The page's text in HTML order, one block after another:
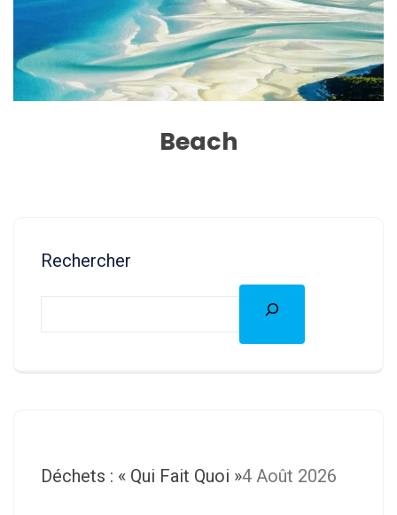
Beach
Rechercher
Déchets : « Qui Fait Quoi »4 Août 2026